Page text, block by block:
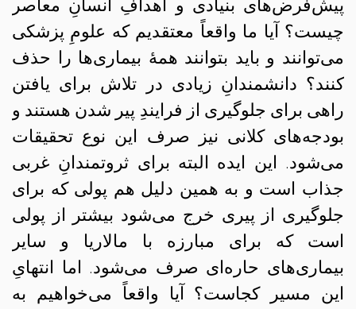
پیش‌فرض‌های بنیادی و اهدافِ انسانِ معاصر
چیست؟ آیا ما واقعاً معتقدیم که علومِ پزشکی
می‌توانند و باید بتوانند همهٔ بیماری‌ها را حذف
کنند؟ دانشمندانِ زیادی در تلاش برای یافتن
راهی برای جلوگیری از فرایندِ پیر شدن هستند و
بودجه‌های کلانی نیز صرف این نوع تحقیقات
می‌شود. این ایده البته برای ثروتمندانِ غربی
جذاب است و به همین دلیل هم پولی که برای
جلوگیری از پیری خرج می‌شود بیشتر از پولی
است که برای مبارزه با مالاریا و سایر
بیماری‌های حاره‌ای صرف می‌شود. اما انتهایِ
این مسیر کجاست؟ آیا واقعاً می‌خواهیم به